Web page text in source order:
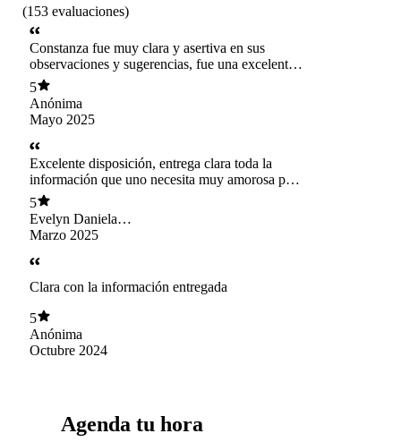
(153 evaluaciones)
Constanza fue muy clara y asertiva en sus
observaciones y sugerencias, fue una excelente
consulta.
5
Anónima
Mayo 2025
Excelente disposición, entrega clara toda la
información que uno necesita muy amorosa para
atender.
5
Evelyn Daniela
Parra Otárola
Marzo 2025
Clara con la información entregada
5
Anónima
Octubre 2024
Agenda tu hora